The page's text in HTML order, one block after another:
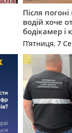
Після
водій хоче
бодікамер і
П’ятниця, 7